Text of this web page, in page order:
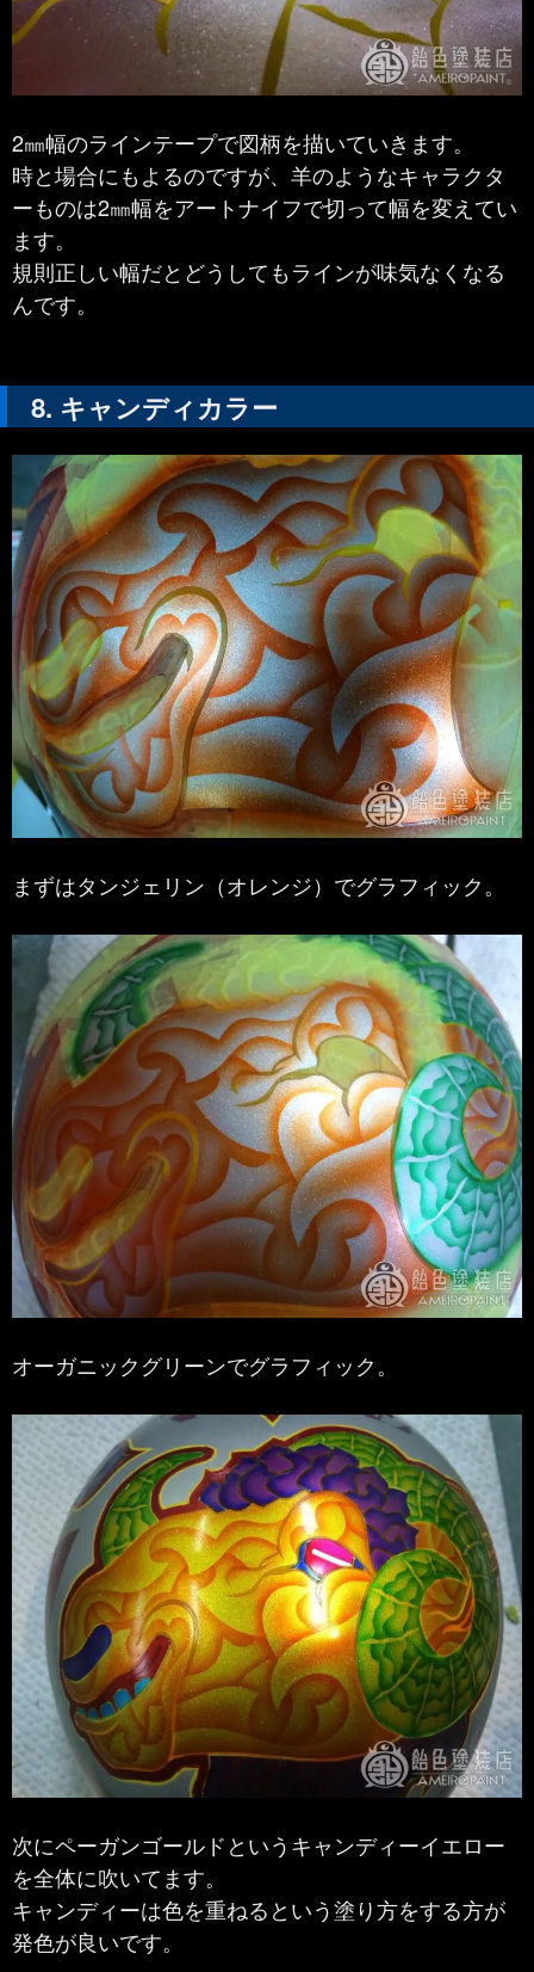
2㎜幅のラインテープで図柄を描いていきます。
時と場合にもよるのですが、羊のようなキャラクタ
ーものは2㎜幅をアートナイフで切って幅を変えてい
ます。
規則正しい幅だとどうしてもラインが味気なくなる
んです。
キャンディカラー
まずはタンジェリン（オレンジ）でグラフィック。
オーガニックグリーンでグラフィック。
次にペーガンゴールドというキャンディーイエロー
を全体に吹いてます。
キャンディーは色を重ねるという塗り方をする方が
発色が良いです。